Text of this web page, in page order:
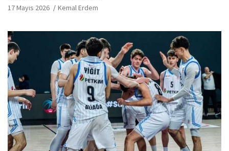
17 Mayıs 2026 Kemal Erdem